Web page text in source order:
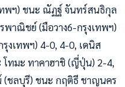
พฯ) ชนะ ณัฏฐ์ จันทร์สนธิกุล
พาณิชย์ (มือวาง6-กรุงเทพฯ)
เทพฯ) 4-0, 4-0, เดนิส
โทมะ ทาคาฮาชิ (ญี่ปุ่น) 2-4,
ชลบุรี) ชนะ กฤติธี ชาญนคร